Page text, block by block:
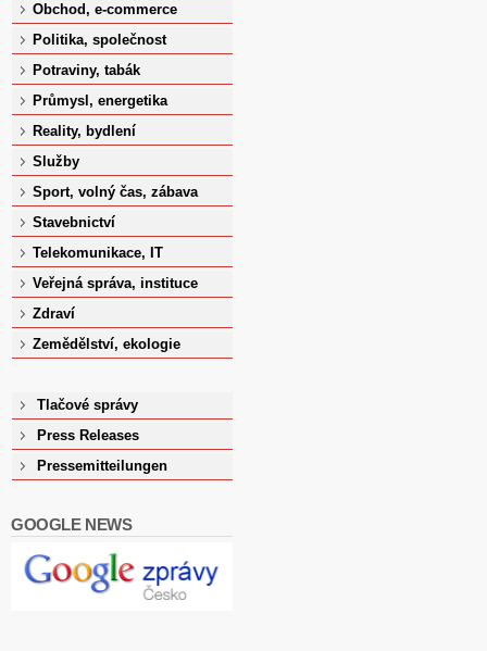
Obchod, e-commerce
Politika, společnost
Potraviny, tabák
Průmysl, energetika
Reality, bydlení
Služby
Sport, volný čas, zábava
Stavebnictví
Telekomunikace, IT
Veřejná správa, instituce
Zdraví
Zemědělství, ekologie
Tlačové správy
Press Releases
Pressemitteilungen
GOOGLE NEWS